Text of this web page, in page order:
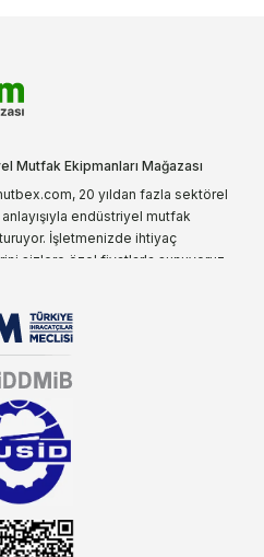
Mutfak Ekipmanları Mağazası
20 yıldan fazla sektörel
endüstriyel mutfak
İşletmenizde ihtiyaç
sizlere özel fiyatlarla sunuyoruz.
akla gelen ilk adreslerden
gösteren mutbex.com,
ürünleri üzerinde büyük bir
koşulsuz destek sunan
malzemeleri konusunda
zaman üstünde olacaktır.